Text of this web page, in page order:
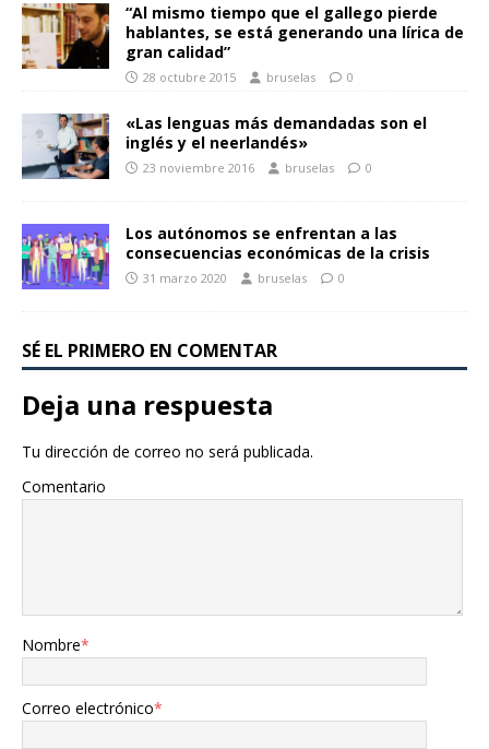
“Al mismo tiempo que el gallego pierde
hablantes, se está generando una lírica de
gran calidad”
28 octubre 2015 bruselas 0
«Las lenguas más demandadas son el
inglés y el neerlandés»
23 noviembre 2016 bruselas 0
Los autónomos se enfrentan a las
consecuencias económicas de la crisis
31 marzo 2020 bruselas 0
SÉ EL PRIMERO EN COMENTAR
Deja una respuesta
Tu dirección de correo no será publicada.
Comentario
Nombre*
Correo electrónico*